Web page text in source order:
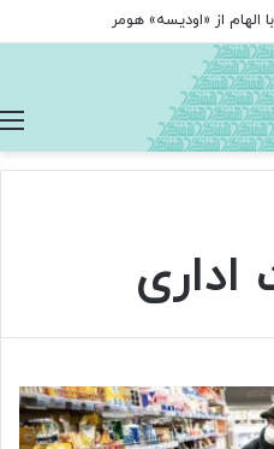
اداری